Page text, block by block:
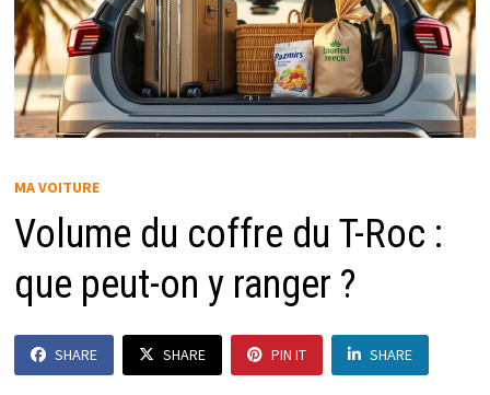
MA VOITURE
Volume du coffre du T-Roc :
que peut-on y ranger ?
SHARE SHARE PIN IT SHARE